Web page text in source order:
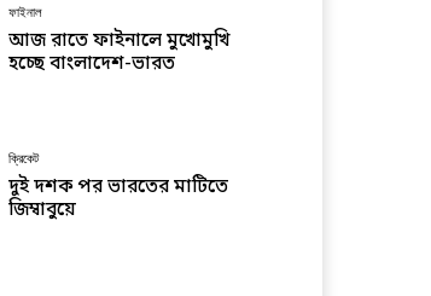
ফাইনাল
আজ রাতে ফাইনালে মুখোমুখি
হচ্ছে বাংলাদেশ-ভারত
ক্রিকেট
দুই দশক পর ভারতের মাটিতে
জিম্বাবুয়ে